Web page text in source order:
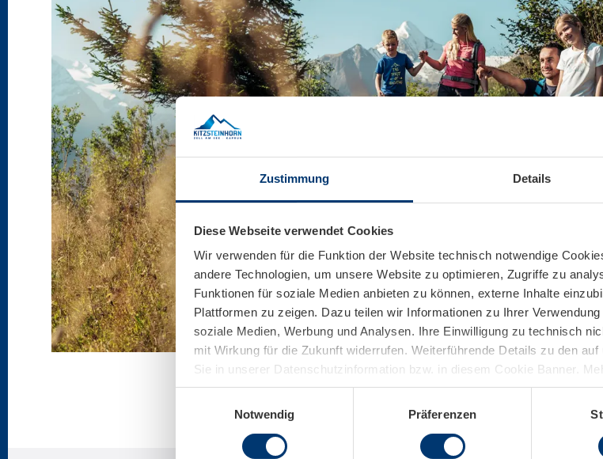
Zustimmung Details
Diese Webseite verwendet Cookies
Wir verwenden für die Funktion der Website technisch notwendige
andere Technologien, um unsere Website zu optimieren, Zugriffe zu
Funktionen für soziale Medien anbieten zu können, externe Inhalte
Plattformen zu zeigen. Dazu teilen wir Informationen zu Ihrer
soziale Medien, Werbung und Analysen. Ihre Einwilligung zu technisch
mit Wirkung für die Zukunft widerrufen. Weiterführende Details zu den
Sie in unserer Datenschutzinformation bzw. in diesem Cookie Banner.
Notwendig
Präferenzen